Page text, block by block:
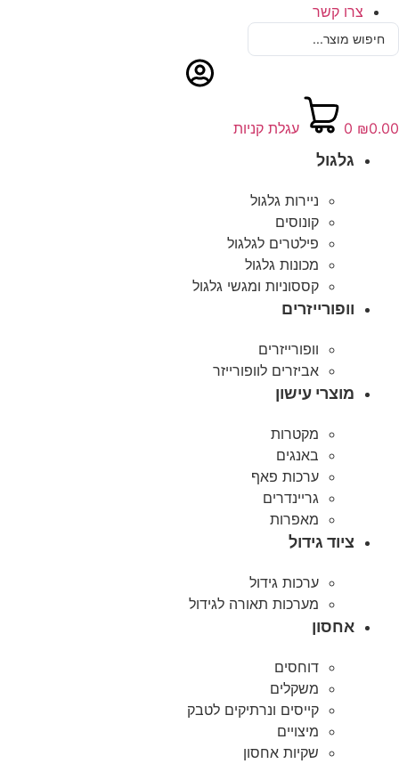
צרו קשר
₪
0 עגלת קניות
גלגול
ניירות גלגול
קונוסים
פילטרים לגלגול
מכונות גלגול
קססוניות ומגשי גלגול
וופורייזרים
וופורייזרים
אביזרים לוופורייזר
מוצרי עישון
מקטרות
באנגים
ערכות פאף
גריינדרים
מאפרות
ציוד גידול
ערכות גידול
מערכות תאורה לגידול
אחסון
דוחסים
משקלים
קייסים ונרתיקים לטבק
מיצויים
שקיות אחסון